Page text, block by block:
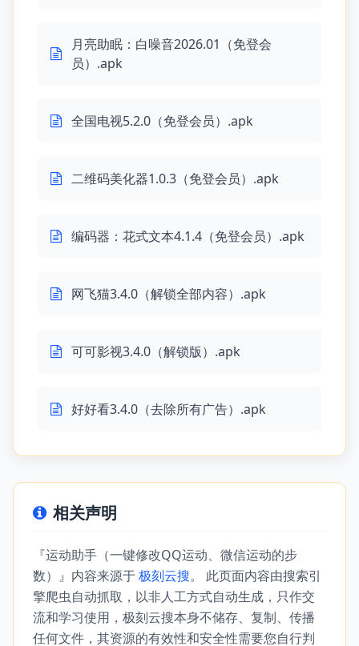
月亮助眠：白噪音2026.01（免登会
员）.apk
全国电视5.2.0（免登会员）.apk
二维码美化器1.0.3（免登会员）.apk
编码器：花式文本4.1.4（免登会员）.apk
网飞猫3.4.0（解锁全部内容）.apk
可可影视3.4.0（解锁版）.apk
好好看3.4.0（去除所有广告）.apk
相关声明
『运动助手（一键修改QQ运动、微信运动的步
数）』内容来源于极刻云搜。 此页面内容由搜索引
擎爬虫自动抓取，以非人工方式自动生成，只作交
流和学习使用，极刻云搜本身不储存、复制、传播
任何文件，其资源的有效性和安全性需要您自行判